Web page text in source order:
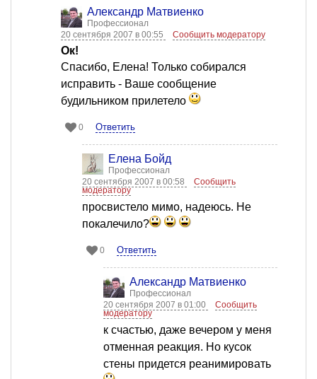
Александр Матвиенко
Профессионал
20 сентября 2007 в 00:55
Сообщить модератору
Ок!
Спасибо, Елена! Только собирался
исправить - Ваше сообщение
будильником прилетело
0 Ответить
Елена Бойд
Профессионал
20 сентября 2007 в 00:58
Сообщить
модератору
просвистело мимо, надеюсь. Не
покалечило?
0 Ответить
Александр Матвиенко
Профессионал
20 сентября 2007 в 01:00
Сообщить
модератору
к счастью, даже вечером у меня
отменная реакция. Но кусок
стены придется реанимировать